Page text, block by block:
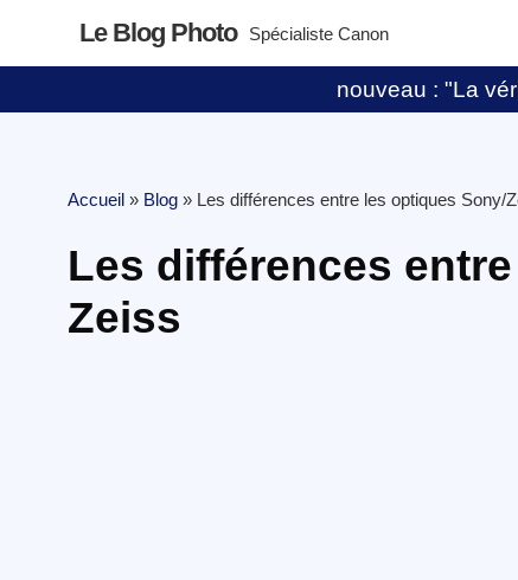
Le Blog Photo Spécialiste Canon
nouveau : "La
Accueil » Blog » Les différences entre les optiques Sony/
Les différences
Zeiss